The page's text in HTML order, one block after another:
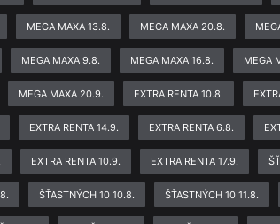
MEGA MAXA 13.8. MEGA MAXA 20.8.
MEGA MAXA 9.8. MEGA MAXA 16.8. MEGA
MEGA MAXA 20.9. EXTRA RENTA 10.8.
EXTRA RENTA 14.9. EXTRA RENTA 6.8.
EXTRA RENTA 10.9. EXTRA RENTA 17.9.
ŠŤASTNÝCH 10 10.8. ŠŤASTNÝCH 10 11.8.